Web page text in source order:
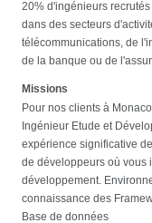
20% d'ingénieurs
dans des secteurs
télécommunications, de
de la banque ou de
Missions
Pour nos clients à
Ingénieur Etude et
expérience significative
de développeurs où vous
développement.
connaissance des
Base de données